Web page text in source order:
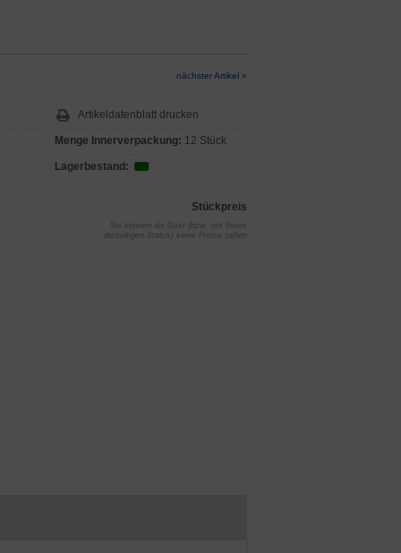
nächster Artikel »
Artikeldatenblatt drucken
Menge Innerverpackung: 12 Stück
Lagerbestand:
Stückpreis
Sie können als Gast (bzw. mit Ihrem
derzeitigen Status) keine Preise sehen